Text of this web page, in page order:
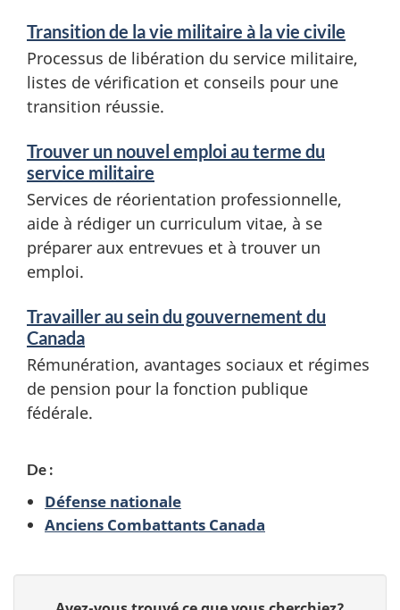
e
v
é
é
a
n
s
d
e
n
s
i
g
n
e
e
n
t
s
Transition de la vie militaire à la vie civile
Processus de libération du service militaire,
listes de vérification et conseils pour une
transition réussie.
Trouver un nouvel emploi au terme du
service militaire
Services de réorientation professionnelle,
aide à rédiger un curriculum vitae, à se
préparer aux entrevues et à trouver un
emploi.
Travailler au sein du gouvernement du
Canada
Rémunération, avantages sociaux et régimes
de pension pour la fonction publique
fédérale.
De :
Défense nationale
Anciens Combattants Canada